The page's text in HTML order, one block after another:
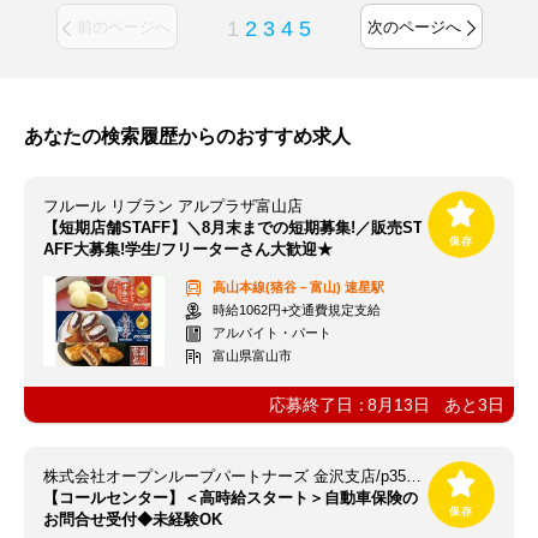
前のページへ 1 2 3 4 5 次のページへ
あなたの検索履歴からのおすすめ求人
フルール リブラン アルプラザ富山店
【短期店舗STAFF】＼8月末までの短期募集!／販売ST
AFF大募集!学生/フリーターさん大歓迎★
高山本線(猪谷－富山) 速星駅
時給1062円+交通費規定支給
アルバイト・パート
富山県富山市
応募終了日：8月13日 あと3日
株式会社オープンループパートナーズ 金沢支店/p35260701501
【コールセンター】＜高時給スタート＞自動車保険の
お問合せ受付◆未経験OK